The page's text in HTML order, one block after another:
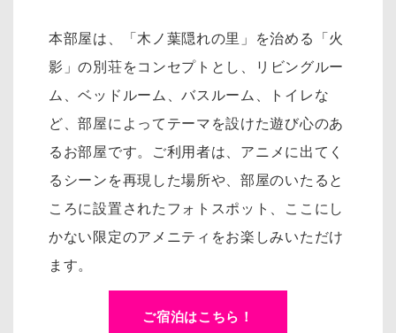
本部屋は、「木ノ葉隠れの里」を治める「火
影」の別荘をコンセプトとし、リ ビングルー
ム、ベッドルーム、バスルーム、トイレな
ど、部屋によってテーマを設けた遊び心のあ
るお部屋です。
ご利用者は、アニメに出てく
るシーンを再現した場所や、部屋のいたると
ころに設置されたフォトスポット、
ここにし
かない限定のアメニティをお楽しみいただけ
ます。
ご宿泊はこちら！